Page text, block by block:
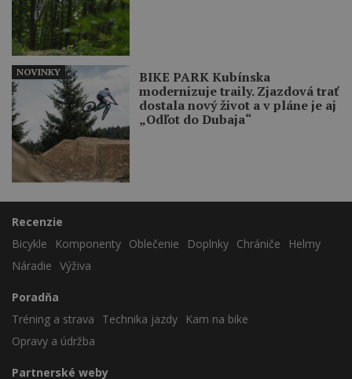
BIKE PARK Kubínska
modernizuje traily. Zjazdová trať
dostala nový život a v pláne je aj
„Odľot do Dubaja“
NOVINKY
Recenzie
Bicykle
Komponenty Oblečenie Doplnky Chrániče
Helmy
Náradie Výživa
Poradňa
Tréning a strava
Technika jazdy
Kam na bike
Opravy a údržba
Partnerské weby